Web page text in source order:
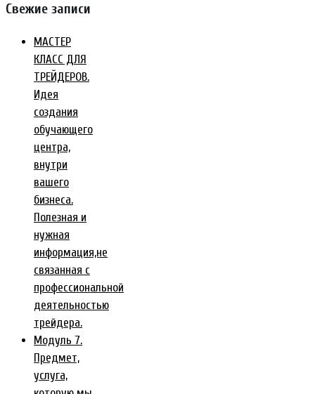
Свежие записи
МАСТЕР
КЛАСС ДЛЯ
ТРЕЙДЕРОВ.
Идея
создания
обучающего
центра,
внутри
вашего
бизнеса.
Полезная и
нужная
информация,не
связанная с
профессиональной
деятельностью
трейдера.
Модуль 7.
Предмет,
услуга,